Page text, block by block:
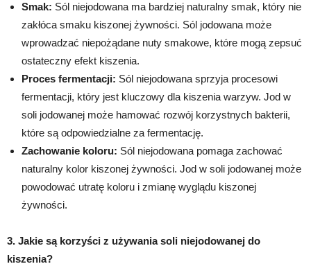
Smak: Sól niejodowana ma bardziej naturalny smak, który nie
zakłóca smaku kiszonej żywności. Sól jodowana może
wprowadzać niepożądane nuty smakowe, które mogą zepsuć
ostateczny efekt kiszenia.
Proces fermentacji: Sól niejodowana sprzyja procesowi
fermentacji, który jest kluczowy dla kiszenia warzyw. Jod w
soli jodowanej może hamować rozwój korzystnych bakterii,
które są odpowiedzialne za fermentację.
Zachowanie koloru: Sól niejodowana pomaga zachować
naturalny kolor kiszonej żywności. Jod w soli jodowanej może
powodować utratę koloru i zmianę wyglądu kiszonej
żywności.
3. Jakie są korzyści z używania soli niejodowanej do
kiszenia?